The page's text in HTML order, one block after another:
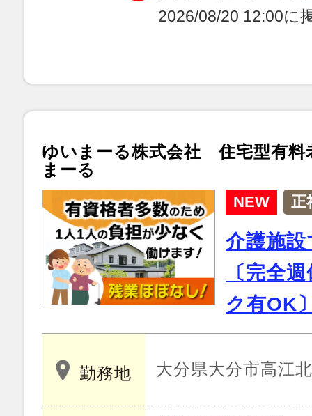
2026/08/20 12:00に
ゆいまーる株式会社 住宅型有料
まーる
NEW 正
介護施
〔完全
ク有OK
勤務地 大分県大分市高江